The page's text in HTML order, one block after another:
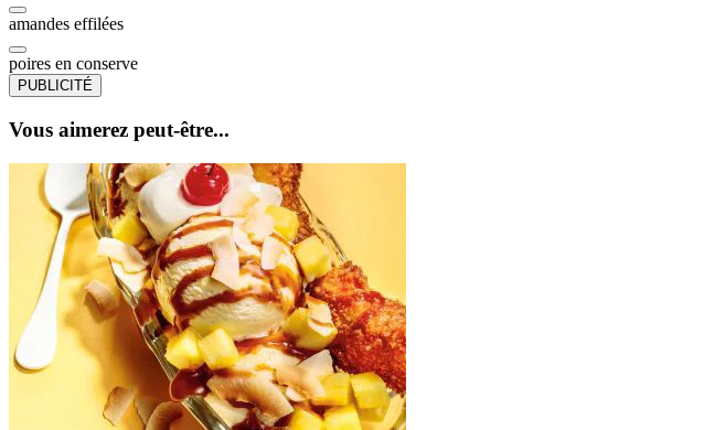
amandes effilées
poires en conserve
PUBLICITÉ
Vous aimerez peut-être...